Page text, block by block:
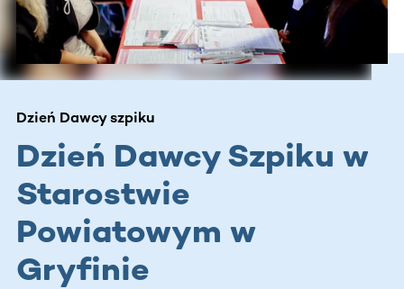
Dzień Dawcy szpiku
Dzień Dawcy Szpiku w
Starostwie
Powiatowym w
Gryfinie